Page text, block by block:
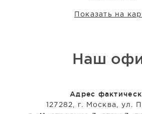
Показать на
Наш
Адрес
127282, г. Москва, ул.